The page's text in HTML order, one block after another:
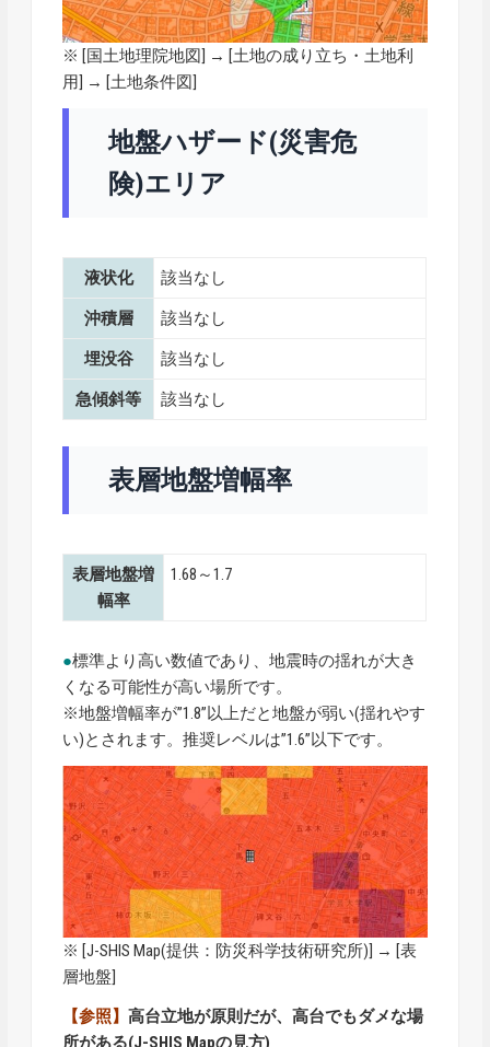
※ [国土地理院地図] → [土地の成り立ち・土地利
用] → [土地条件図]
地盤ハザード(災害危
険)エリア
液状化 該当なし
沖積層 該当なし
埋没谷 該当なし
急傾斜等 該当なし
表層地盤増幅率
表層地盤増
幅率
1.68～1.7
●標準より高い数値であり、地震時の揺れが大き
くなる可能性が高い場所です。
※地盤増幅率が”1.8”以上だと地盤が弱い(揺れやす
い)とされます。推奨レベルは”1.6”以下です。
※ [J-SHIS Map(提供：防災科学技術研究所)] → [表
層地盤]
【参照】高台立地が原則だが、高台でもダメな場
所がある(J-SHIS Mapの見方)